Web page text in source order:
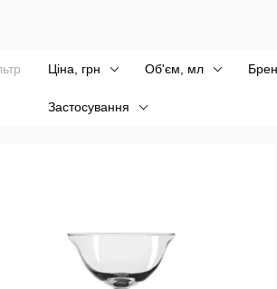
Ціна, грн Об'єм, мл
Застосування